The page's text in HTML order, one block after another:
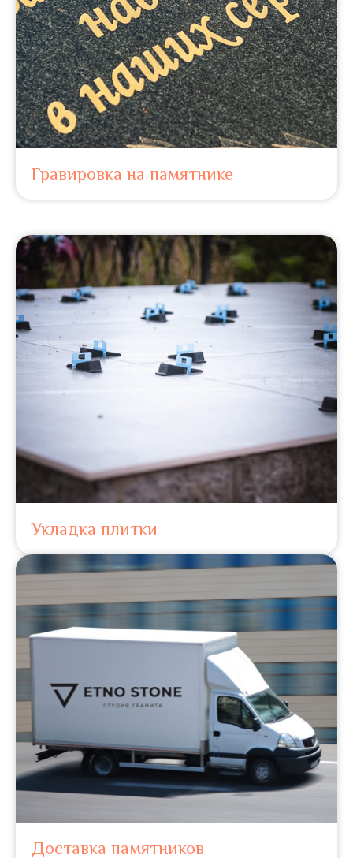
Гравировка на памятнике
Укладка плитки
Доставка памятников